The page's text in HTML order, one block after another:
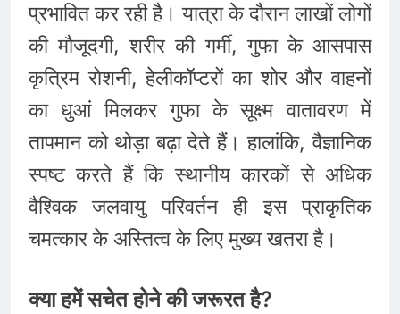
प्रभावित कर रही है। यात्रा के दौरान लाखों लोगों
की मौजूदगी, शरीर की गर्मी, गुफा के आसपास
कृत्रिम रोशनी, हेलीकॉप्टरों का शोर और वाहनों
का धुआं मिलकर गुफा के सूक्ष्म वातावरण में
तापमान को थोड़ा बढ़ा देते हैं। हालांकि, वैज्ञानिक
स्पष्ट करते हैं कि स्थानीय कारकों से अधिक
वैश्विक जलवायु परिवर्तन ही इस प्राकृतिक
चमत्कार के अस्तित्व के लिए मुख्य खतरा है।
क्या हमें सचेत होने की जरूरत है?